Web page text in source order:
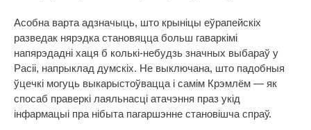
Асобна варта адзначыць, што крыніцы еўрапейскіх
разведак нярэдка становяцца больш гаваркімі
напярэдадні хаця б колькі-небудзь значных выбараў у
Расіі, напрыклад думскіх. Не выключана, што падобныя
ўцечкі могуць выкарыстоўвацца і самім Крэмлём — як
спосаб праверкі лаяльнасці атачэння праз укід
інфармацыі пра нібыта пагаршэнне становішча спраў.